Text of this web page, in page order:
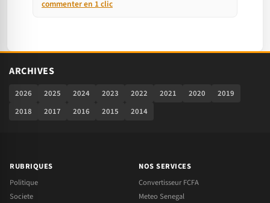
commenter en 1 clic
ARCHIVES
2026 2025 2024 2023 2022 2021 2020
2019
2018
2017 2016 2015 2014
RUBRIQUES
Politique
Societe
NOS SERVICES
Convertisseur FCFA
Meteo Senegal